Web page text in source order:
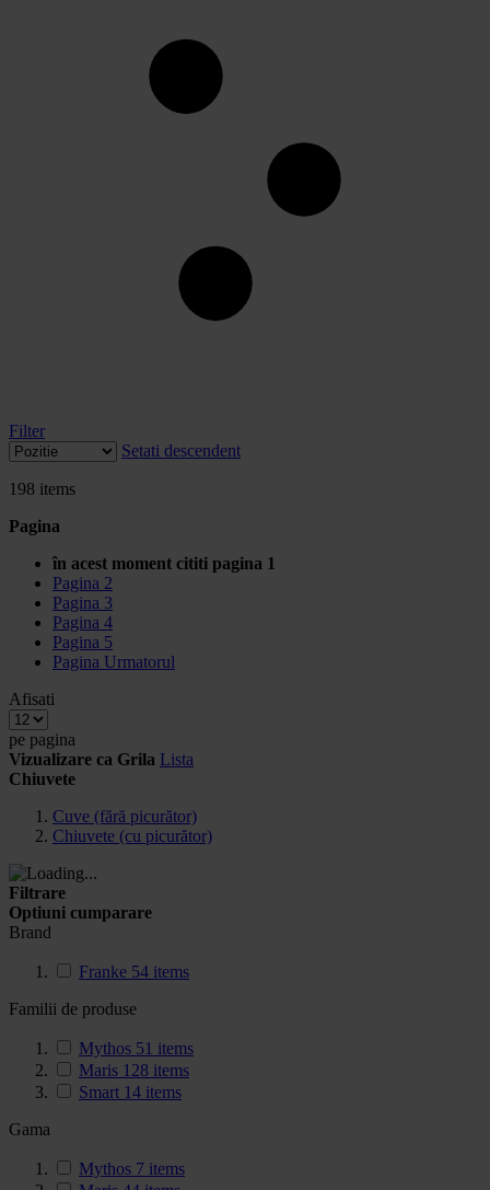
Filter
Setati descendent
198 items
Pagina
în acest moment cititi pagina 1
Pagina 2
Pagina 3
Pagina 4
Pagina 5
Pagina Urmatorul
Afisati
pe pagina
Vizualizare ca Grila Lista
Chiuvete
Cuve (fără picurător)
Chiuvete (cu picurător)
Filtrare
Optiuni cumparare
Brand
Franke 54 items
Familii de produse
Mythos 51 items
Maris 128 items
Smart 14 items
Gama
Mythos 7 items